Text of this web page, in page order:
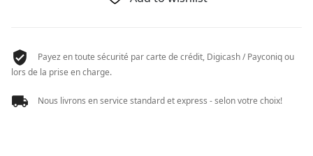
Payez en toute sécurité par carte de crédit, Digicash / Payconiq ou
lors de la prise en charge.
Nous livrons en service standard et express - selon votre choix!